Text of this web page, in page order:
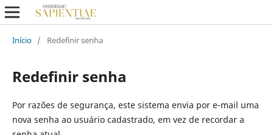
Início / Redefinir senha
Redefinir senha
Por razões de segurança, este sistema envia por e-mail uma
nova senha ao usuário cadastrado, em vez de recordar a